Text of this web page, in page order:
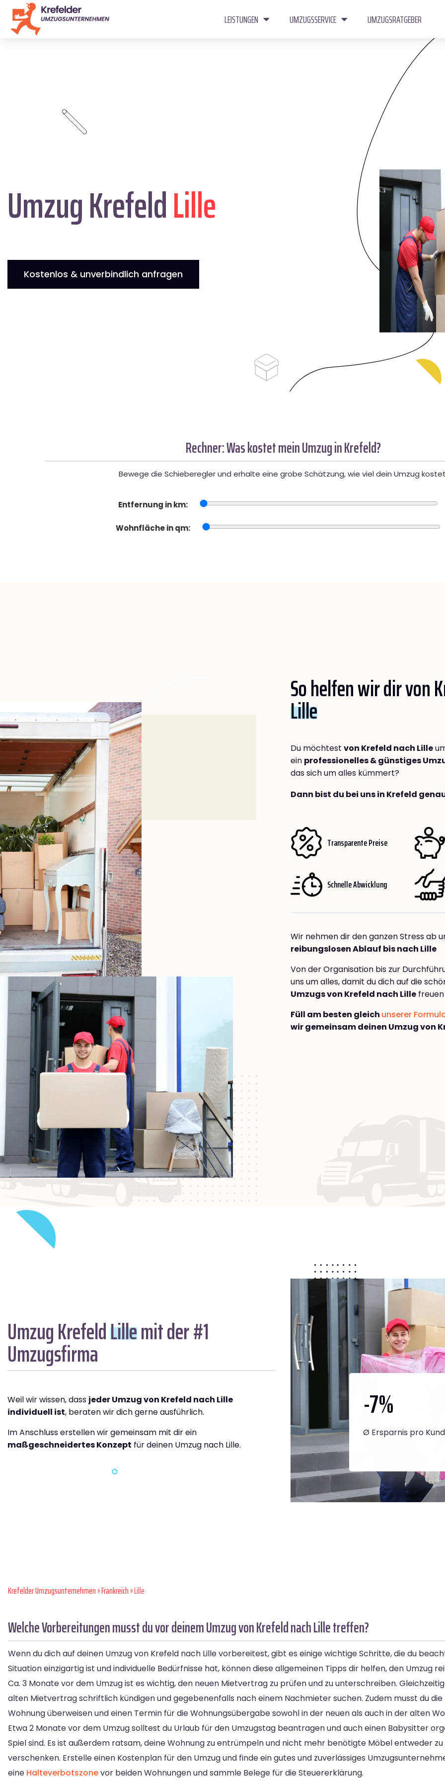
LEISTUNGEN UMZUGSSERVICE UMZUGSRATGEBER
Umzug KrefeldLille
Kostenlos & unverbindlich anfragen
Rechner: Was kostet mein Umzug in Krefeld?
Bewege die Schieberegler und erhalte eine grobe Schätzung, wie viel dein Umzug
Entfernung in km:
Wohnfläche in qm:
So helfen wir dir von
Lille
Du möchtest von Krefeld nach Lille
ein professionelles & günstiges
das sich um alles kümmert?
Dann bist du bei uns in Krefeld
Transparente Preise
Schnelle Abwicklung
Wir nehmen dir den ganzen Stress ab
reibungslosen Ablauf bis nach Lille
Von der Organisation bis zur
uns um alles, damit du dich auf die
Umzugs von Krefeld nach Lille
Füll am besten gleich unserer
wir gemeinsam deinen Umzug von
Umzug KrefeldLillemit der #1
Umzugsfirma
Weil wir wissen, dass jeder Umzug von Krefeld nach Lille
individuell ist, beraten wir dich gerne ausführlich.
Im Anschluss erstellen wir gemeinsam mit dir ein
maßgeschneidertes Konzept für deinen Umzug nach Lille.
-7%
Ø Ersparnis pro
Krefelder Umzugsunternehmen»Frankreich» Lille
Welche Vorbereitungen musst du vor deinem Umzug von Krefeld nach Lille treffen?
Wenn du dich auf deinen Umzug von Krefeld nach Lille vorbereitest, gibt es einige wichtige Schritte, die du
Situation einzigartig ist und individuelle Bedürfnisse hat, können diese allgemeinen Tipps dir helfen, den Umzug
Ca. 3 Monate vor dem Umzug ist es wichtig, den neuen Mietvertrag zu prüfen und zu unterschreiben.
alten Mietvertrag schriftlich kündigen und gegebenenfalls nach einem Nachmieter suchen. Zudem musst du
Wohnung überweisen und einen Termin für die Wohnungsübergabe sowohl in der neuen als auch in der alten
Etwa 2 Monate vor dem Umzug solltest du Urlaub für den Umzugstag beantragen und auch einen Babysitter
Spiel sind. Es ist außerdem ratsam, deine Wohnung zu entrümpeln und nicht mehr benötigte Möbel entweder
verschenken. Erstelle einen Kostenplan für den Umzug und finde ein gutes und zuverlässiges
eine Halteverbotszonevor beiden Wohnungen und sammle Belege für die Steuererklärung.